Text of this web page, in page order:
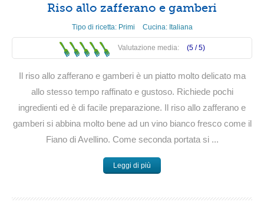
Riso allo zafferano e gamberi
Tipo di ricetta: Primi Cucina: Italiana
Valutazione media: (5 /5)
Il riso allo zafferano e gamberi è un piatto molto delicato ma
allo stesso tempo raffinato e gustoso. Richiede pochi
ingredienti ed è di facile preparazione. Il riso allo zafferano e
gamberi si abbina molto bene ad un vino bianco fresco come il
Fiano di Avellino. Come seconda portata si ...
Leggi di più